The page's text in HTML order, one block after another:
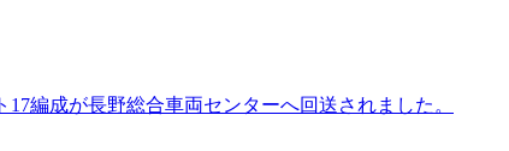
編成が長野総合車両センターへ回送されました。